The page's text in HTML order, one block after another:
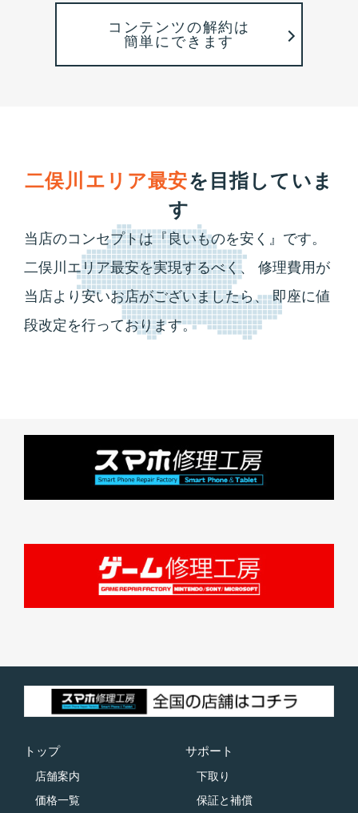
コンテンツの解約は
簡単にできます
二俣川エリア最安を目指していま
す
当店のコンセプトは『良いものを安く』です。
二俣川エリア最安を実現するべく、
修理費用が
当店より安いお店がございましたら、即座に値
段改定を行っております。
トップ
店舗案内
価格一覧
サポート
下取り
保証と補償